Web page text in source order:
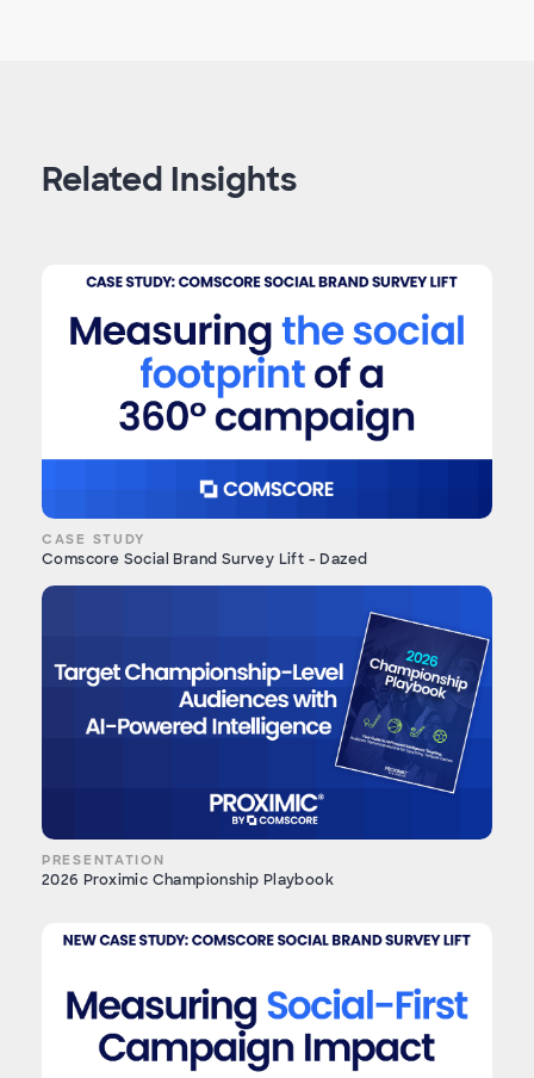
Related Insights
CASE STUDY
Comscore Social Brand Survey Lift - Dazed
PRESENTATION
2026 Proximic Championship Playbook